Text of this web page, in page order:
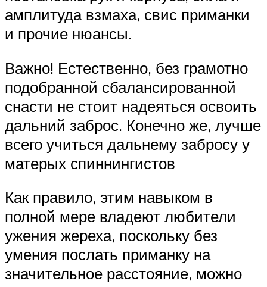
амплитуда взмаха, свис приманки
и прочие нюансы.
Важно! Естественно, без грамотно
подобранной сбалансированной
снасти не стоит надеяться освоить
дальний заброс. Конечно же, лучше
всего учиться дальнему забросу у
матерых спиннингистов
Как правило, этим навыком в
полной мере владеют любители
ужения жереха, поскольку без
умения послать приманку на
значительное расстояние, можно